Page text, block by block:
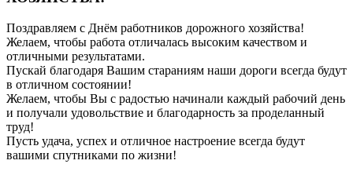
Поздравляем с Днём работников дорожного хозяйства!
Желаем, чтобы работа отличалась высоким качеством и
отличными результатами.
Пускай благодаря Вашим стараниям наши дороги всегда будут
в отличном состоянии!
Желаем, чтобы Вы с радостью начинали каждый рабочий день
и получали удовольствие и благодарность за проделанный
труд!
Пусть удача, успех и отличное настроение всегда будут
вашими спутниками по жизни!